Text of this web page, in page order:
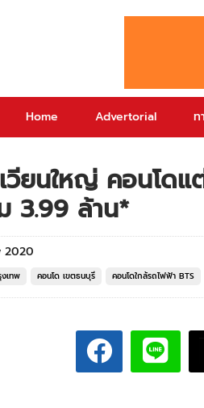
Home Advertorial ท
ยนใหญ่ คอนโด
3.99 ล้าน*
2020
เทพ คอนโด เขตธนบุรี คอนโดใกล้รถไฟฟ้า BTS